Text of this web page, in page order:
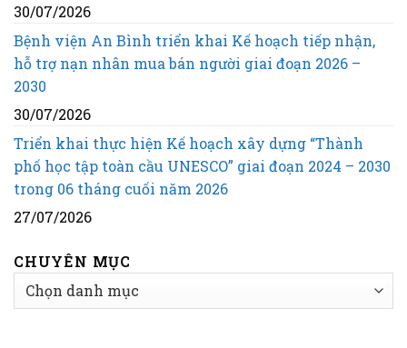
30/07/2026
Bệnh viện An Bình triển khai Kế hoạch tiếp nhận,
hỗ trợ nạn nhân mua bán người giai đoạn 2026 –
2030
30/07/2026
Triển khai thực hiện Kế hoạch xây dựng “Thành
phố học tập toàn cầu UNESCO” giai đoạn 2024 – 2030
trong 06 tháng cuối năm 2026
27/07/2026
CHUYÊN MỤC
CHUYÊN